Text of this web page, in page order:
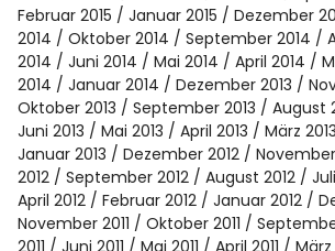
Februar 2015
Januar 2015 Dezember
2014
Oktober 2014 September 2014
2014
Juni 2014 Mai 2014 April 2014
2014
Januar 2014 Dezember 2013
Oktober 2013
September 2013 August
Juni 2013
Mai 2013 April 2013 März 2013
Januar 2013
Dezember 2012
2012
September 2012 August 2012
April 2012
Februar 2012 Januar 2012
November 2011
Oktober 2011
2011
Juni 2011 Mai 2011 April 2011 März